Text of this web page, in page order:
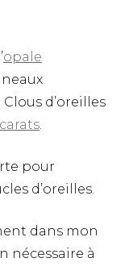
opale
d’oreilles
pour
d’oreilles.
dans mon
nécessaire à